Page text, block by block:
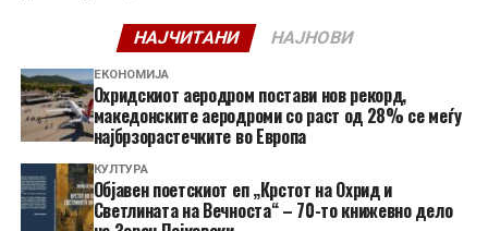
НАЈЧИТАНИ НАЈНОВИ
ЕКОНОМИЈА
Охридскиот аеродром постави нов рекорд,
македонските аеродроми со раст од 28% се меѓу
најбрзорастечките во Европа
КУЛТУРА
Објавен поетскиот еп „Крстот на Охрид и
Светлината на Вечноста“ – 70-то книжевно дело